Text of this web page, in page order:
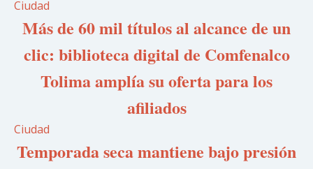
Ciudad
Más de 60 mil títulos al alcance de un
clic: biblioteca digital de Comfenalco
Tolima amplía su oferta para los
afiliados
Ciudad
Temporada seca mantiene bajo presión